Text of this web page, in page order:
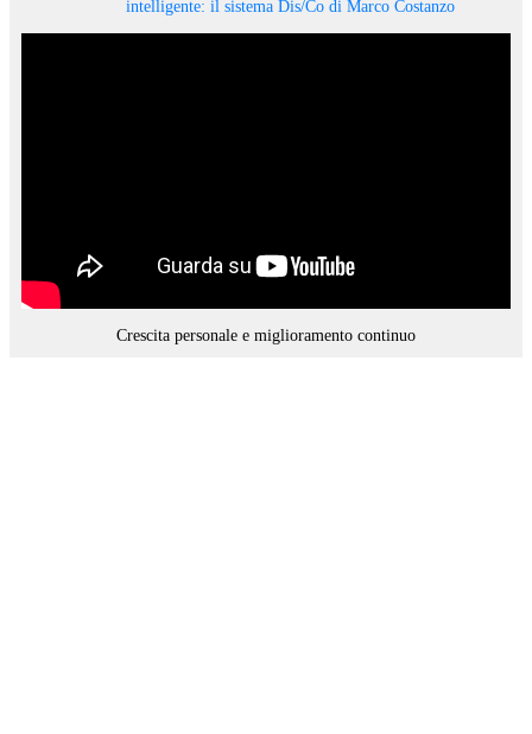
intelligente: il sistema Dis/Co di Marco Costanzo
Crescita personale e miglioramento continuo